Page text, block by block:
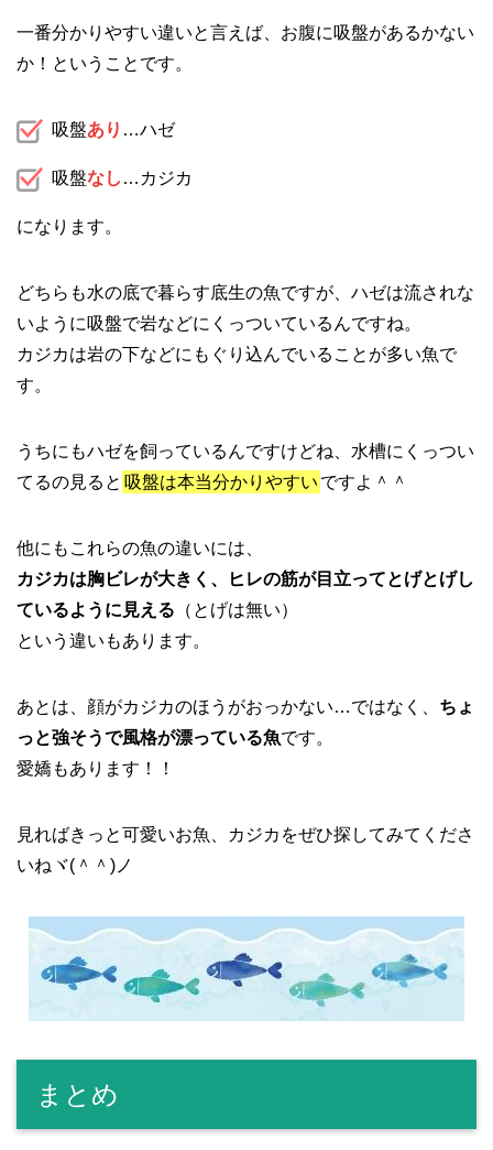
一番分かりやすい違いと言えば、お腹に吸盤があるかない
か！ということです。
吸盤あり …ハゼ
吸盤なし …カジカ
になります。
どちらも水の底で暮らす底生の魚ですが、ハゼは流されな
いように吸盤で岩などにくっついているんですね。
カジカは岩の下などにもぐり込んでいることが多い魚で
す。
うちにもハゼを飼っているんですけどね、水槽にくっつい
てるの見ると 吸盤は本当分かりやすい ですよ＾＾
他にもこれらの魚の違いには、
カジカは胸ビレが大きく、ヒレの筋が目立ってとげとげし
ているように見える （とげは無い）
という違いもあります。
あとは、顔がカジカのほうがおっかない…ではなく、 ちょ
っと強そうで風格が漂っている魚です。
愛嬌もあります！！
見ればきっと可愛いお魚、カジカをぜひ探してみてくださ
いねヾ(＾＾)ノ
まとめ